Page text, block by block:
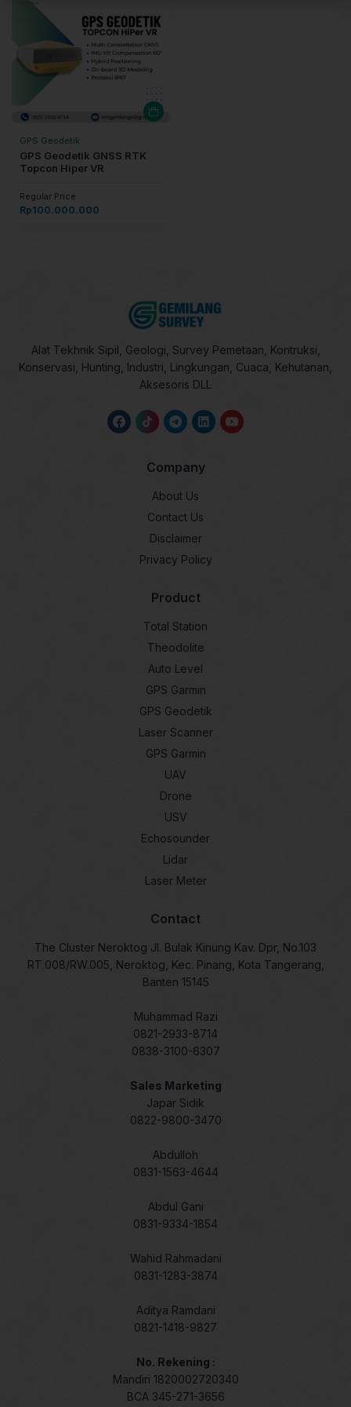
GPS Geodetik
GPS Geodetik GNSS RTK
Topcon Hiper VR
Regular Price
Rp100.000.000
Alat Tekhnik Sipil, Geologi, Survey Pemetaan, Kontruksi,
Konservasi, Hunting, Industri, Lingkungan, Cuaca, Kehutanan,
Aksesoris DLL
Company
About Us
Contact Us
Disclaimer
Privacy Policy
Product
Total Station
Theodolite
Auto Level
GPS Garmin
GPS Geodetik
Laser Scanner
GPS Garmin
UAV
Drone
USV
Echosounder
Lidar
Laser Meter
Contact
The Cluster Neroktog Jl. Bulak Kinung Kav. Dpr, No.103
RT.008/RW.005, Neroktog, Kec. Pinang, Kota Tangerang,
Banten 15145
Muhammad Razi
0821-2933-8714
0838-3100-6307
Sales Marketing
Japar Sidik
0822-9800-3470
Abdulloh
0831-1563-4644
Abdul Gani
0831-9334-1854
Wahid Rahmadani
0831-1283-3874
Aditya Ramdani
0821-1418-9827
No. Rekening :
Mandiri 1820002720340
BCA 345-271-3656